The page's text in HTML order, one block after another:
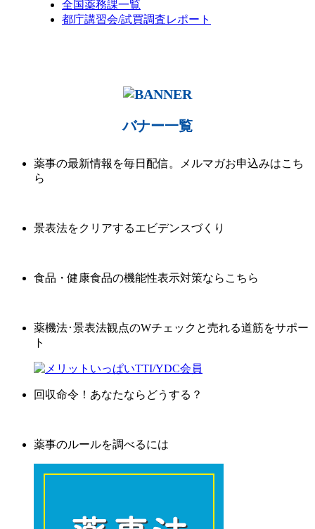
全国薬務課一覧
都庁講習会/試買調査レポート
バナー一覧
薬事の最新情報を毎日配信。メルマガお申込みはこち
ら
景表法をクリアするエビデンスづくり
食品・健康食品の機能性表示対策ならこちら
薬機法･景表法観点のWチェックと売れる道筋をサポー
ト
回収命令！あなたならどうする？
薬事のルールを調べるには